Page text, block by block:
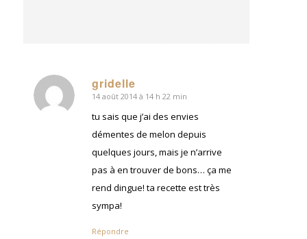
gridelle
dit
14 août 2014 à 14 h 22 min
tu sais que j’ai des envies
démentes de melon depuis
quelques jours, mais je n’arrive
pas à en trouver de bons… ça me
rend dingue! ta recette est très
sympa!
Répondre